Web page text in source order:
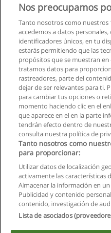
Curso de Gestión de
Centro de Formación
Solicita
Curso de Contabilidad
Centro de Formación
Solicita
Contactar
Copyright © Educaedu
Nos preocupamos
Tanto nosotros como nuestros
accedemos a datos
identificadores únicos, en tu
estarás permitiendo que las
propósitos que se muestran
tratamos datos para
rastreadores, parte del
dejar de ser relevantes para ti.
para cambiar tus opciones o
momento haciendo clic en el
que aparece en el en la parte
tendrán efecto dentro de
consulta nuestra política de
Tanto nosotros como
para proporcionar:
Utilizar datos de localización
activamente las características
Almacenar la información en
Publicidad y contenido
contenido, investigación de
Lista de asociados